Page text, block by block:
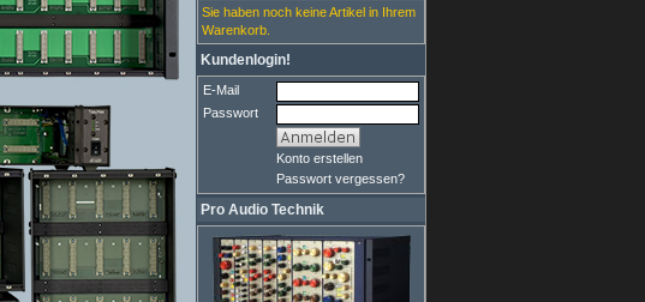
Sie haben noch keine Artikel in Ihrem
Warenkorb.
Kundenlogin!
E-Mail
Passwort
Konto erstellen
Passwort vergessen?
Pro Audio Technik